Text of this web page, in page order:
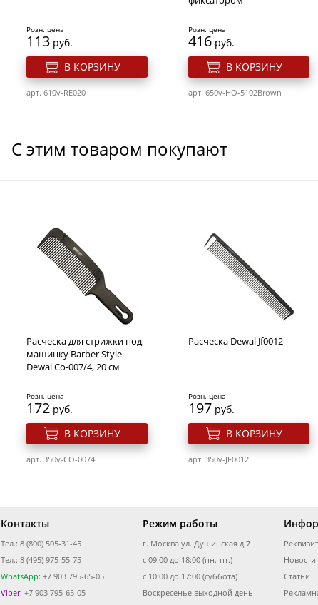
Розн. цена
113 руб.
В КОРЗИНУ
арт. 610v-RE020
Розн. цена
416 руб.
В КОРЗИНУ
арт. 650v-HO-5102Brown
Валик для прически
круглый, губка, бежевый d
В КОРЗИНУ
Валик для прически
Dewal,сетка, блондин
Валик для прически
круглый, губка, бежевый d
6см
Резинки для волос Dewal
Re028, коричневые, mini 10
шт/уп
С этим товаром покупают
Расческа для стрижки под
машинку Barber Style
Dewal Co-007/4, 20 см
Розн. цена
172 руб.
В КОРЗИНУ
арт. 350v-CO-0074
Расческа Dewal Jf0012
Розн. цена
197 руб.
В КОРЗИНУ
арт. 350v-JF0012
Контакты
Тел.: 8 (800) 505-31-45
Тел.: 8 (495) 975-55-75
WhatsApp: +7 903 795-65-05
Viber: +7 903 795-65-05
Режим работы
г. Москва ул. Душинская д.7
с 09:00 до 18:00 (пн.-пт.)
с 10:00 до 17:00 (суббота)
Воскресенье выходной день
Новости
Статьи